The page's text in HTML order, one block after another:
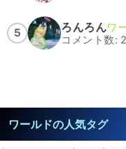
5 ろんろんワ
コメント数:
ワールドの人気タグ